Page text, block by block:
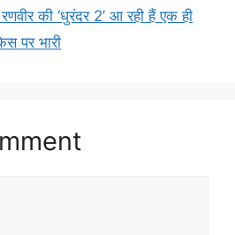
की ‘धुरंदर 2’ आ रही हैं एक ही
पर भारी